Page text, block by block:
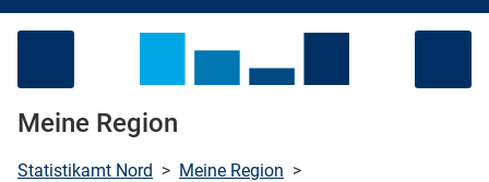
Meine Region
Statistikamt Nord > Meine Region >